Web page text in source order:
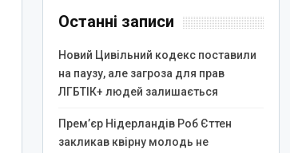
Останні записи
Новий Цивільний кодекс поставили
на паузу, але загроза для прав
ЛГБТІК+ людей залишається
Прем’єр Нідерландів Роб Єттен
закликав квірну молодь не